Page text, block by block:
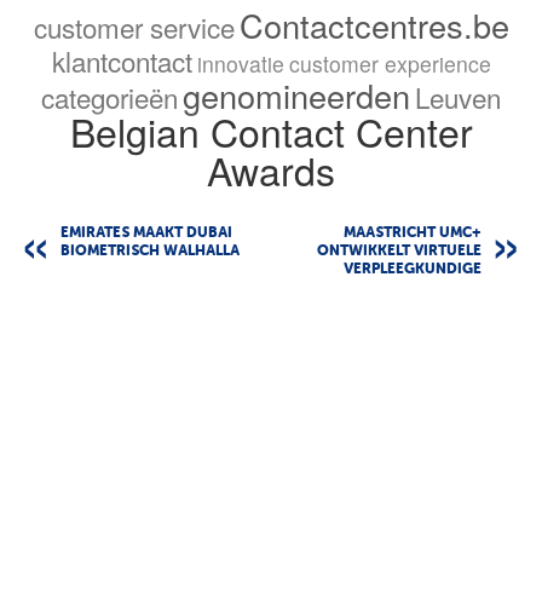
customer serviceContactcentres.be
klantcontact innovatie customer experience
categorieëngenomineerdenLeuven
Belgian Contact Center
Awards
EMIRATES MAAKT DUBAI
BIOMETRISCH WALHALLA
MAASTRICHT UMC+
ONTWIKKELT VIRTUELE
VERPLEEGKUNDIGE